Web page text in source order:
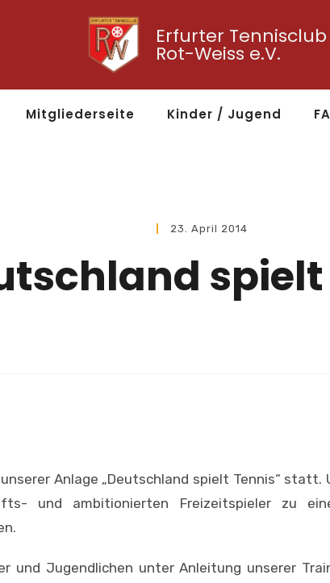
Erfurter Tennisclub
Rot-Weiss e.V.
Mitgliederseite Kinder / Jugend
23. April 2014
spielt
Anlage „Deutschland spielt Tennis“ statt.
und ambitionierten Freizeitspieler zu
und Jugendlichen unter Anleitung unserer